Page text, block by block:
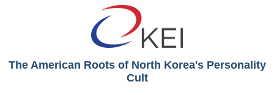
The American Roots of North Korea's Personality
Cult